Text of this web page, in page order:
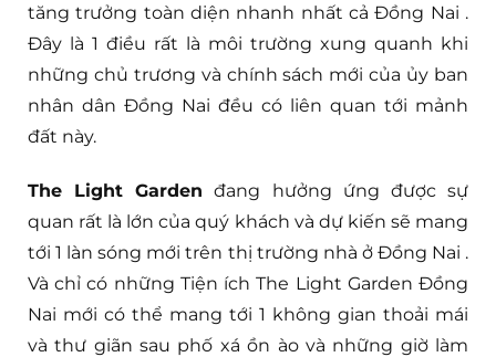
tăng trưởng toàn diện nhanh nhất cả Đồng Nai .
Đây là 1 điều rất là môi trường xung quanh khi
những chủ trương và chính sách mới của ủy ban
nhân dân Đồng Nai đều có liên quan tới mảnh
đất này.
The Light Garden đang hưởng ứng được sự
quan rất là lớn của quý khách và dự kiến sẽ mang
tới 1 làn sóng mới trên thị trường nhà ở Đồng Nai .
Và chỉ có những Tiện ích The Light Garden Đồng
Nai mới có thể mang tới 1 không gian thoải mái
và thư giãn sau phố xá ồn ào và những giờ làm